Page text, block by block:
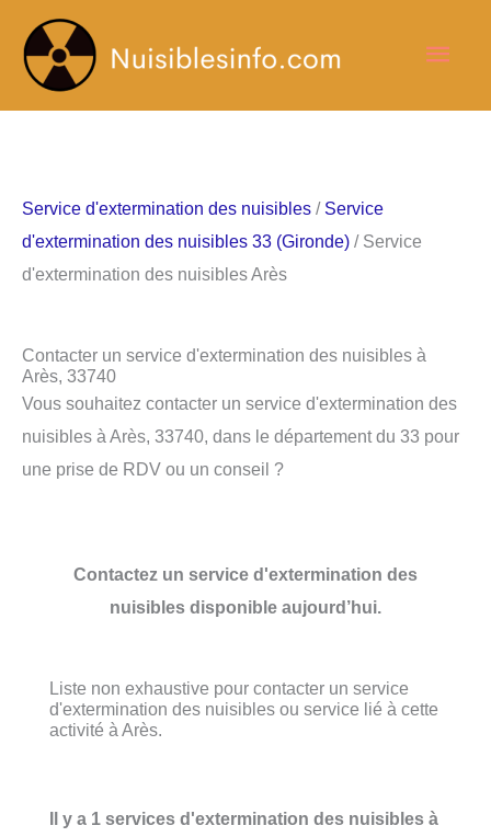
contenu
Service d'extermination des nuisibles / Service
d'extermination des nuisibles 33 (Gironde) / Service
d'extermination des nuisibles Arès
Contacter un service d'extermination des nuisibles à
Arès, 33740
Vous souhaitez contacter un service d'extermination des
nuisibles à Arès, 33740, dans le département du 33 pour
une prise de RDV ou un conseil ?
Contactez un service d'extermination des
nuisibles disponible aujourd’hui.
Liste non exhaustive pour contacter un service
d'extermination des nuisibles ou service lié à cette
activité à Arès.
Il y a 1 services d'extermination des nuisibles à